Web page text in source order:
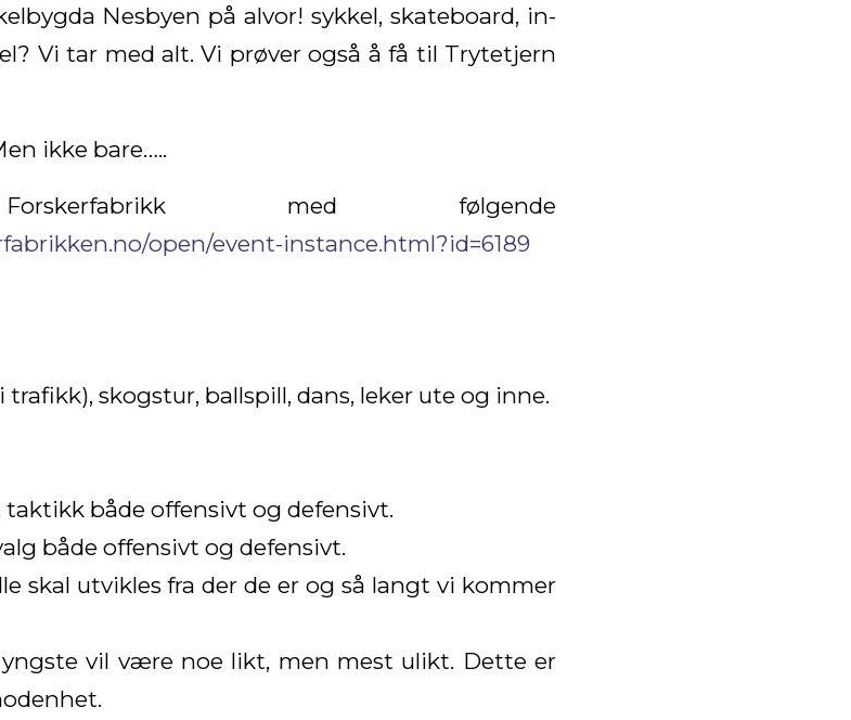
Nesbyen på alvor! sykkel, skateboard, in-
Vi tar med alt. Vi prøver også å få til Trytetjern
ikke bare…..
med følgende
open/event-instance.html?id=6189
skogstur, ballspill, dans, leker ute og inne.
både offensivt og defensivt.
både offensivt og defensivt.
skal utvikles fra der de er og så langt vi kommer
vil være noe likt, men mest ulikt. Dette er